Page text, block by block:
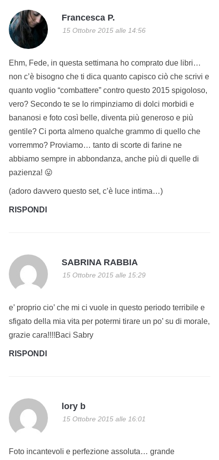
Francesca P.
15 Ottobre 2015 alle 14:56
Ehm, Fede, in questa settimana ho comprato due libri…
non c’è bisogno che ti dica quanto capisco ciò che scrivi e
quanto voglio “combattere” contro questo 2015 spigoloso,
vero? Secondo te se lo rimpinziamo di dolci morbidi e
bananosi e foto così belle, diventa più generoso e più
gentile? Ci porta almeno qualche grammo di quello che
vorremmo? Proviamo… tanto di scorte di farine ne
abbiamo sempre in abbondanza, anche più di quelle di
pazienza! 😛
(adoro davvero questo set, c’è luce intima…)
RISPONDI
SABRINA RABBIA
15 Ottobre 2015 alle 15:29
e’ proprio cio’ che mi ci vuole in questo periodo terribile e
sfigato della mia vita per potermi tirare un po’ su di morale,
grazie cara!!!!Baci Sabry
RISPONDI
lory b
15 Ottobre 2015 alle 16:01
Foto incantevoli e perfezione assoluta… grande